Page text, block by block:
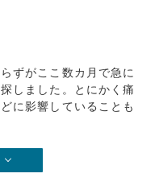
ずがここ数カ月で急に
しました。とにかく痛
に影響していることも